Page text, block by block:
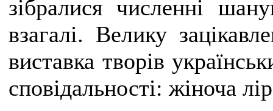
зібралися численні
взагалі. Велику
виставка творів
сповідальності: жіноча